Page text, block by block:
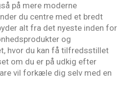
på mere moderne
du centre med et bredt
alt fra det nyeste inden for
og
hvor du kan få tilfredsstillet
om du er på udkig efter
vil forkæle dig selv med en